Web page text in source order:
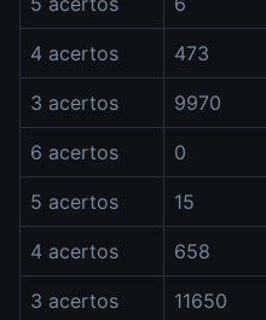
4 acertos 473
3 acertos 9970
6 acertos 0
5 acertos 15
4 acertos 658
3 acertos 11650